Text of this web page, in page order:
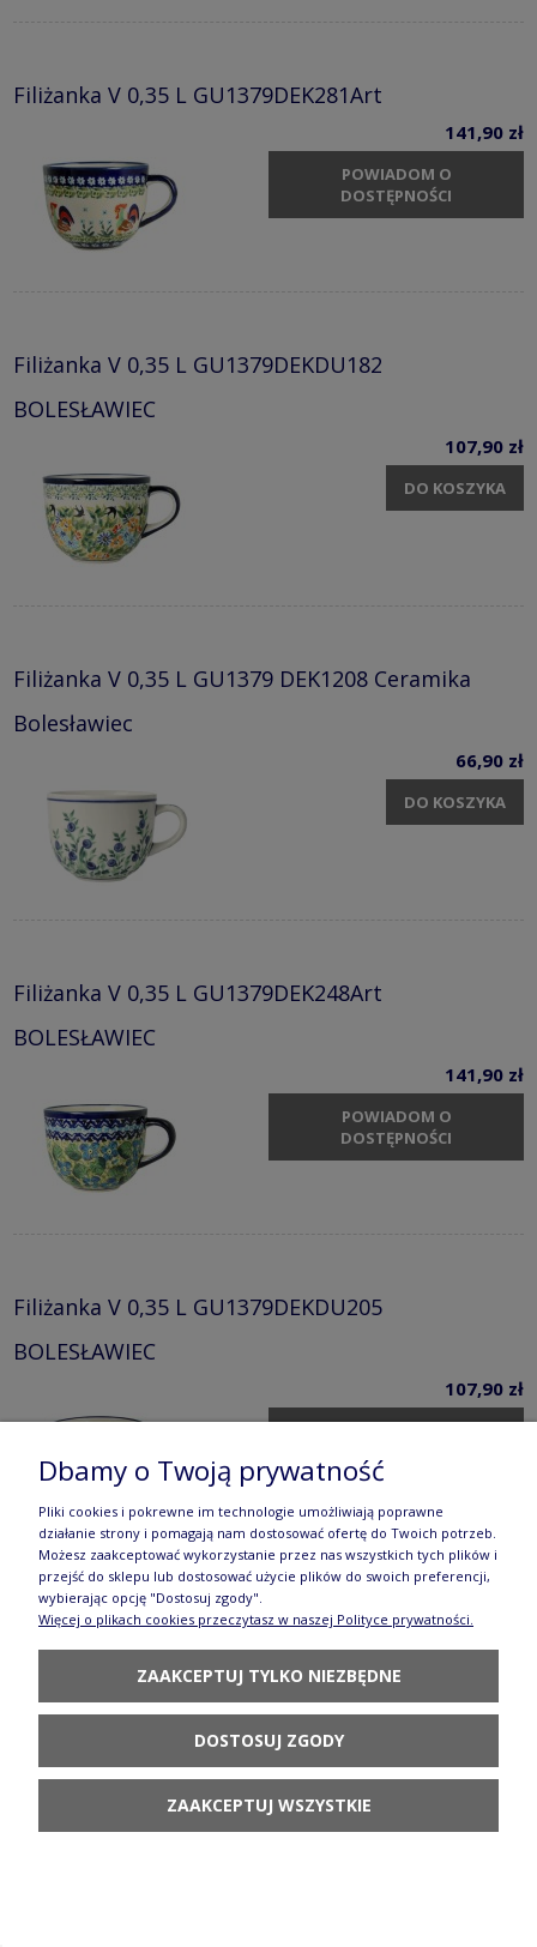
Filiżanka V 0,35 L GU1379DEK281Art
141,90 zł
POWIADOM O
DOSTĘPNOŚCI
Filiżanka V 0,35 L GU1379DEKDU182
BOLESŁAWIEC
107,90 zł
DO KOSZYKA
Filiżanka V 0,35 L GU1379 DEK1208 Ceramika
Bolesławiec
66,90 zł
DO KOSZYKA
Filiżanka V 0,35 L GU1379DEK248Art
BOLESŁAWIEC
141,90 zł
POWIADOM O
DOSTĘPNOŚCI
Filiżanka V 0,35 L GU1379DEKDU205
BOLESŁAWIEC
107,90 zł
Filiżanka i spodek kwiat lotosu V 0,21 L
GU883DEK42
99,90 zł
POWIADOM O
DOSTĘPNOŚCI
Dbamy o Twoją prywatność
Pliki cookies i pokrewne im technologie umożliwiają poprawne
działanie strony i pomagają nam dostosować ofertę do Twoich potrzeb.
Możesz zaakceptować wykorzystanie przez nas wszystkich tych plików i
przejść do sklepu lub dostosować użycie plików do swoich preferencji,
wybierając opcję "Dostosuj zgody".
Więcej o plikach cookies przeczytasz w naszej Polityce prywatności.
ZAAKCEPTUJ TYLKO NIEZBĘDNE
DOSTOSUJ ZGODY
ZAAKCEPTUJ WSZYSTKIE